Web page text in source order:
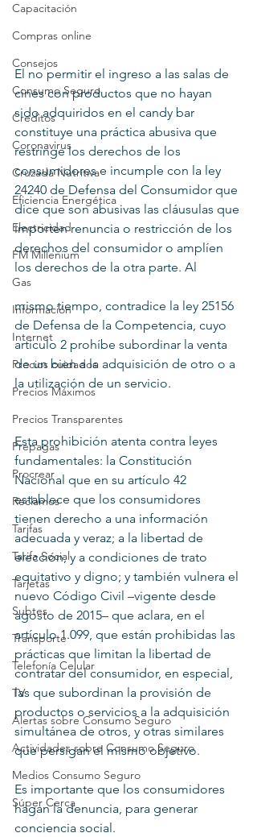
Capacitación
Compras online
Consejos
Consumo Seguro
Creditos
Coronavirus
Cruzada Nutritiva
Eficiencia Energética
Electricidad
FM Millenium
Gas
Información
Internet
Precios cuidados
Precios Máximos
Precios Transparentes
Prepagas
Procrear
Reclamos
Tarifas
Tarifa Social
Tarjetas
Subtes
Transporte
Telefonía Celular
TV
Alertas sobre Consumo Seguro
Actividades sobre Consumo Seguro
Medios Consumo Seguro
Súper Cerca
El no permitir el ingreso a las salas de
cines con productos que no hayan
sido adquiridos en el candy bar
constituye una práctica abusiva que
restringe los derechos de los
consumidores e incumple con la ley
24240 de Defensa del Consumidor que
dice que son abusivas las cláusulas que
importen renuncia o restricción de los
derechos del consumidor o amplíen
los derechos de la otra parte. Al
mismo tiempo, contradice la ley 25156
de Defensa de la Competencia, cuyo
artículo 2 prohíbe subordinar la venta
de un bien a la adquisición de otro o a
la utilización de un servicio.
Esta prohibición atenta contra leyes
fundamentales: la Constitución
Nacional que en su artículo 42
establece que los consumidores
tienen derecho a una información
adecuada y veraz; a la libertad de
elección, y a condiciones de trato
equitativo y digno; y también vulnera el
nuevo Código Civil –vigente desde
agosto de 2015– que aclara, en el
artículo 1.099, que están prohibidas las
prácticas que limitan la libertad de
contratar del consumidor, en especial,
las que subordinan la provisión de
productos o servicios a la adquisición
simultánea de otros, y otras similares
que persigan el mismo objetivo.
Es importante que los consumidores
hagan la denuncia, para generar
conciencia social.